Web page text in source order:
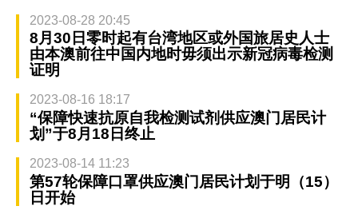
2023-08-28 20:45
8月30日零时起有台湾地区或外国旅居史人士
由本澳前往中国内地时毋须出示新冠病毒检测
证明
2023-08-16 18:17
“保障快速抗原自我检测试剂供应澳门居民计
划”于8月18日终止
2023-08-14 11:23
第57轮保障口罩供应澳门居民计划于明（15）
日开始